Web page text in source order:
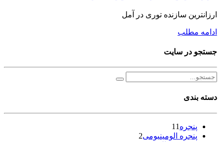
ارزانترین سازنده توری در آمل
ادامه مطلب
جستجو در سایت
دسته بندی
پنجره 11
پنجره الومینیومی2